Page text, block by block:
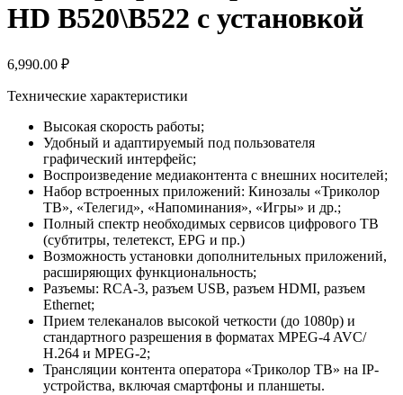
HD B520\B522 с установкой
6,990.00 ₽
Технические характеристики
Высокая скорость работы;
Удобный и адаптируемый под пользователя
графический интерфейс;
Воспроизведение медиаконтента с внешних носителей;
Набор встроенных приложений: Кинозалы «Триколор
ТВ», «Телегид», «Напоминания», «Игры» и др.;
Полный спектр необходимых сервисов цифрового ТВ
(субтитры, телетекст, EPG и пр.)
Возможность установки дополнительных приложений,
расширяющих функциональность;
Разъемы: RCA-3, разъем USB, разъем HDMI, разъем
Ethernet;
Прием телеканалов высокой четкости (до 1080p) и
стандартного разрешения в форматах MPEG-4 AVC/
H.264 и MPEG-2;
Трансляции контента оператора «Триколор ТВ» на IP-
устройства, включая смартфоны и планшеты.